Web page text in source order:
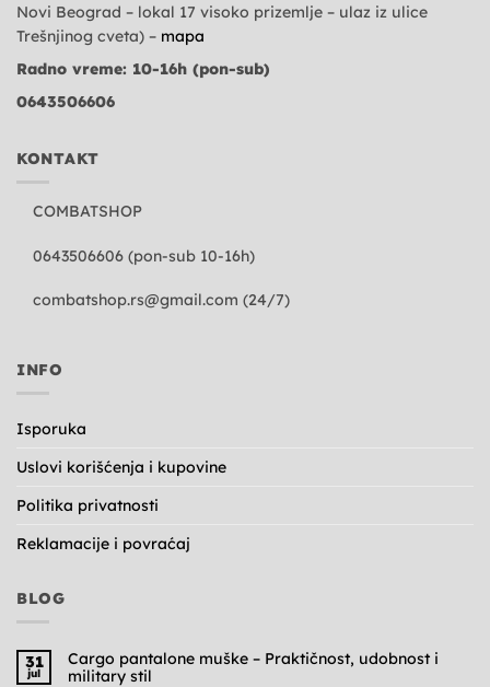
Novi Beograd – lokal 17 visoko prizemlje – ulaz iz ulice
Trešnjinog cveta) – mapa
Radno vreme: 10-16h (pon-sub)
0643506606
KONTAKT
COMBATSHOP
0643506606 (pon-sub 10-16h)
combatshop.rs@gmail.com (24/7)
INFO
Isporuka
Uslovi korišćenja i kupovine
Politika privatnosti
Reklamacije i povraćaj
BLOG
31
jul
Cargo pantalone muške – Praktičnost, udobnost i
military stil